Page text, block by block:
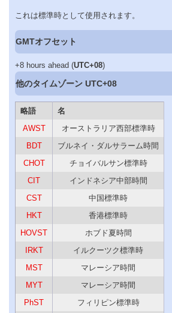
これは標準時として使用されます。
GMTオフセット
+8 hours ahead (UTC+08)
他のタイムゾーン UTC+08
略語
名
AWST
オーストラリア西部標準時
BDT
ブルネイ・ダルサラーム時間
CHOT
チョイバルサン標準時
CIT
インドネシア中部時間
CST
中国標準時
HKT
香港標準時
HOVST
ホブド夏時間
IRKT
イルクーツク標準時
MST
マレーシア時間
MYT
マレーシア時間
PhST
フィリピン標準時